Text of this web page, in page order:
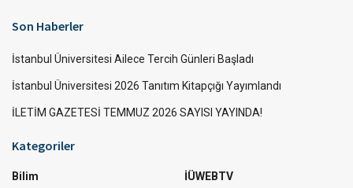
Son Haberler
İstanbul Üniversitesi Ailece Tercih Günleri Başladı
İstanbul Üniversitesi 2026 Tanıtım Kitapçığı Yayımlandı
İLETİM GAZETESİ TEMMUZ 2026 SAYISI YAYINDA!
Kategoriler
Bilim
İÜWEBTV